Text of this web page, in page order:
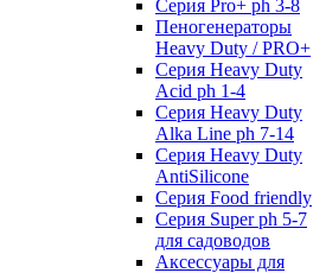
Серия Pro+ ph 3-8
Пеногенераторы
Heavy Duty / PRO+
Серия Heavy Duty
Acid ph 1-4
Серия Heavy Duty
Alka Line ph 7-14
Серия Heavy Duty
AntiSilicone
Серия Food friendly
Серия Super ph 5-7
для садоводов
Аксессуары для